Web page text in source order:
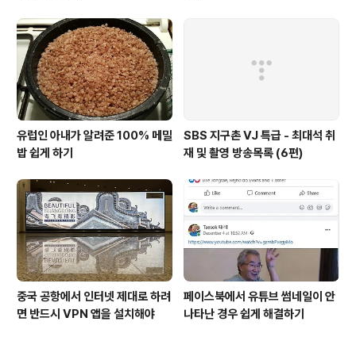
유럽인 아내가 알려준 100% 메밀
밥 쉽게 하기
SBS 지구촌 VJ 특급 - 최대석 취
재 및 촬영 방송목록 (6편)
중국 공항에서 인터넷 제대로 하려
면 반드시 VPN 앱을 설치해야
페이스북에서 유튜브 썸네일이 안
나타난 경우 쉽게 해결하기